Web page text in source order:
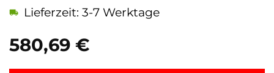
580,69 €
Lieferzeit: 3-7 Werktage